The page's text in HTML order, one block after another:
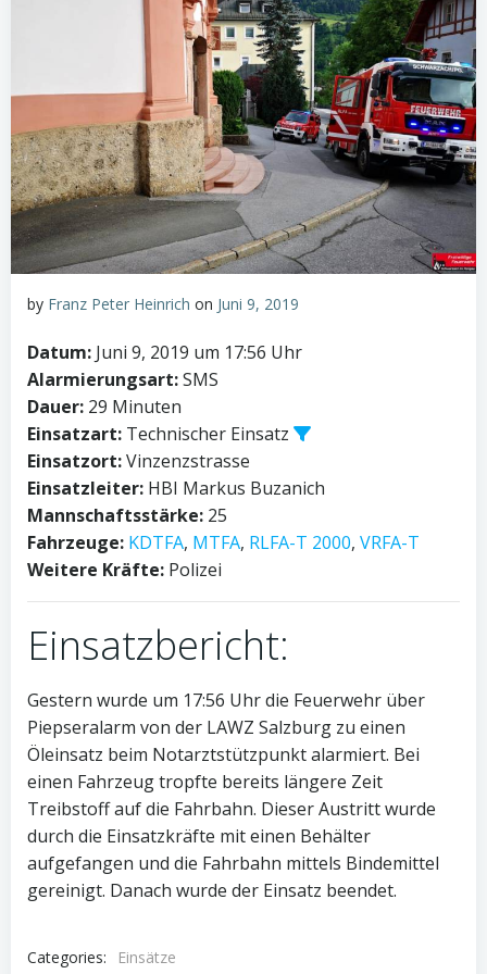
by Franz Peter Heinrich on Juni 9, 2019
Datum: Juni 9, 2019 um 17:56 Uhr
Alarmierungsart:SMS
Dauer: 29 Minuten
Einsatzart: Technischer Einsatz
Einsatzort:Vinzenzstrasse
Einsatzleiter: HBI Markus Buzanich
Mannschaftsstärke: 25
Fahrzeuge: KDTFA, MTFA, RLFA-T 2000, VRFA-T
Weitere Kräfte: Polizei
Einsatzbericht:
Gestern wurde um 17:56 Uhr die Feuerwehr über
Piepseralarm von der LAWZ Salzburg zu einen
Öleinsatz beim Notarztstützpunkt alarmiert. Bei
einen Fahrzeug tropfte bereits längere Zeit
Treibstoff auf die Fahrbahn. Dieser Austritt wurde
durch die Einsatzkräfte mit einen Behälter
aufgefangen und die Fahrbahn mittels Bindemittel
gereinigt. Danach wurde der Einsatz beendet.
Categories:
Einsätze